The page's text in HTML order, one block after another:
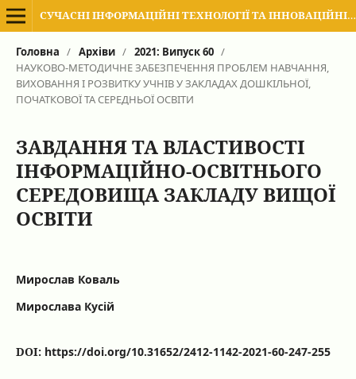
СУЧАСНІ ІНФОРМАЦІЙНІ ТЕХНОЛОГІЇ ТА ІННОВАЦІЙНІ МЕТОДИКИ НАВЧАННЯ В ПІДГОТОВЦІ ФАХІВЦІВ: МЕТОДОЛОГІЯ, ТЕОРІЯ, ДОСВІД, ПРОБЛЕМИ
Головна / Архіви / 2021: Випуск 60 /
НАУКОВО-МЕТОДИЧНЕ ЗАБЕЗПЕЧЕННЯ ПРОБЛЕМ НАВЧАННЯ,
ВИХОВАННЯ І РОЗВИТКУ УЧНІВ У ЗАКЛАДАХ ДОШКІЛЬНОЇ,
ПОЧАТКОВОЇ ТА СЕРЕДНЬОЇ ОСВІТИ
ЗАВДАННЯ ТА ВЛАСТИВОСТІ
ІНФОРМАЦІЙНО-ОСВІТНЬОГО
СЕРЕДОВИЩА ЗАКЛАДУ ВИЩОЇ
ОСВІТИ
Мирослав Коваль
Мирослава Кусій
DOI: https://doi.org/10.31652/2412-1142-2021-60-247-255